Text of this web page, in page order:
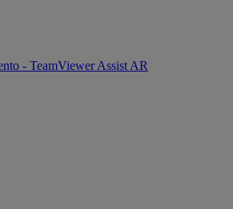
- TeamViewer Assist AR